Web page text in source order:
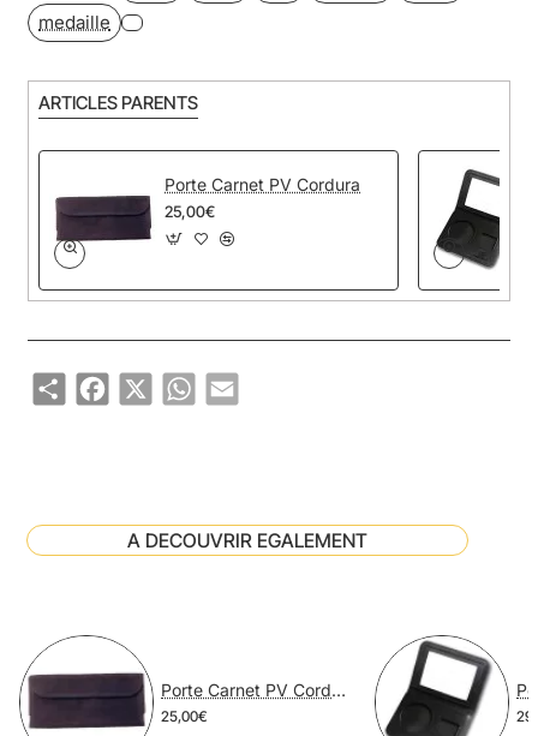
medaille
ARTICLES PARENTS
Porte Carnet PV Cordura
25,00€
ShareFacebook
X WhatsApp
Email
A DECOUVRIR EGALEMENT
Porte Carnet PV Cordura
25,00€